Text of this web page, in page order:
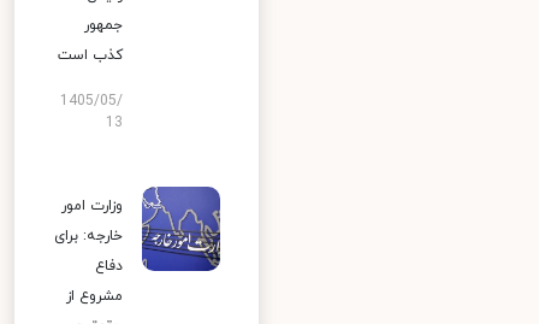
جمهور
کذب است
1405/05/
13
وزارت امور
خارجه: برای
دفاع
مشروع از